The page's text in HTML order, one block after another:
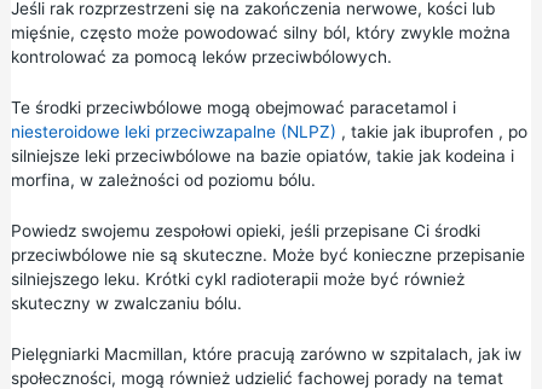
Jeśli rak rozprzestrzeni się na zakończenia nerwowe, kości lub
mięśnie, często może powodować silny ból, który zwykle można
kontrolować za pomocą leków przeciwbólowych.
Te środki przeciwbólowe mogą obejmować paracetamoli
niesteroidowe leki przeciwzapalne (NLPZ) , takie jak ibuprofen , po
silniejsze leki przeciwbólowe na bazie opiatów, takie jak kodeina i
morfina, w zależności od poziomu bólu.
Powiedz swojemu zespołowi opieki, jeśli przepisane Ci środki
przeciwbólowe nie są skuteczne. Może być konieczne przepisanie
silniejszego leku. Krótki cykl radioterapii może być również
skuteczny w zwalczaniu bólu.
Pielęgniarki Macmillan, które pracują zarówno w szpitalach, jak iw
społeczności, mogą również udzielić fachowej porady na temat